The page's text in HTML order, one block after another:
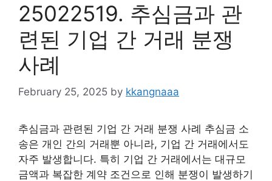
25022519. 추심금과 관
련된 기업 간 거래 분쟁
사례
February 25, 2025 by kkangnaaa
추심금과 관련된 기업 간 거래 분쟁 사례 추심금 소
송은 개인 간의 거래뿐 아니라, 기업 간 거래에서도
자주 발생합니다. 특히 기업 간 거래에서는 대규모
금액과 복잡한 계약 조건으로 인해 분쟁이 발생하기